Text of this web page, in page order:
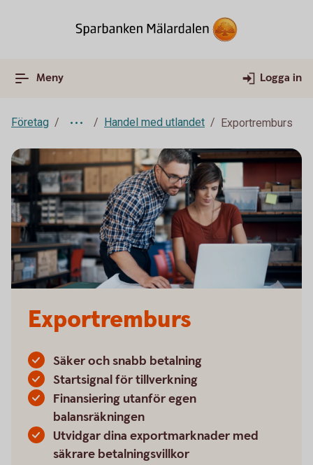
Meny Logga in
Företag Handel med utlandet Exportremburs
Exportremburs
Säker och snabb betalning
Startsignal för tillverkning
Finansiering utanför egen
balansräkningen
Utvidgar dina exportmarknader med
säkrare betalningsvillkor